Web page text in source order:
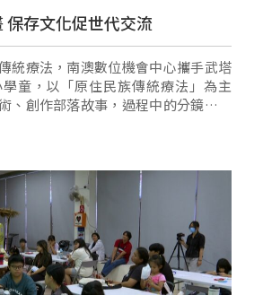
保存文化促世代交流
統療法，南澳數位機會中心攜手武塔
童，以「原住民族傳統療法」為主
、創作部落故事，過程中的分鏡、拍
。